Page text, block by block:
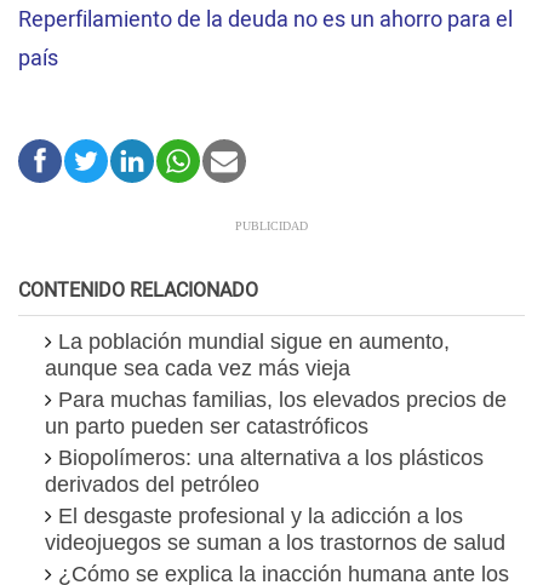
Reperfilamiento de la deuda no es un ahorro para el
país
CONTENIDO RELACIONADO
La población mundial sigue en aumento,
aunque sea cada vez más vieja
Para muchas familias, los elevados precios de
un parto pueden ser catastróficos
Biopolímeros: una alternativa a los plásticos
derivados del petróleo
El desgaste profesional y la adicción a los
videojuegos se suman a los trastornos de salud
¿Cómo se explica la inacción humana ante los